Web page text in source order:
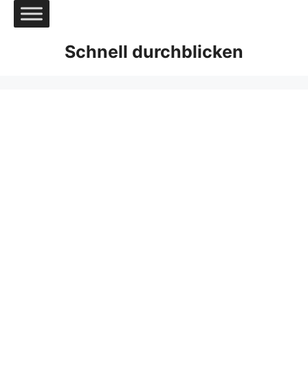
Zum
Inhalt
Schnell durchblicken